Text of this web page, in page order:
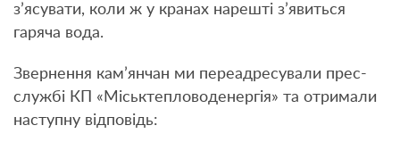
з’ясувати, коли ж у кранах нарешті з’явиться
гаряча вода.
Звернення кам’янчан ми переадресували прес-
службі КП «Міськтепловоденергія» та отримали
наступну відповідь: